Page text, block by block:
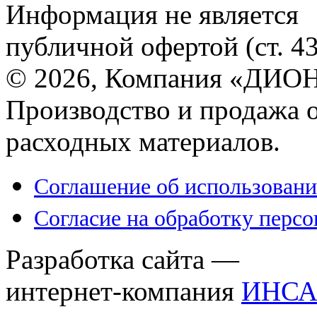
Информация не является
публичной офертой (ст.
© 2026, Компания
Производство и продажа
расходных материалов.
Соглашение об
Согласие на обработку
Разработка сайта —
интернет-компания